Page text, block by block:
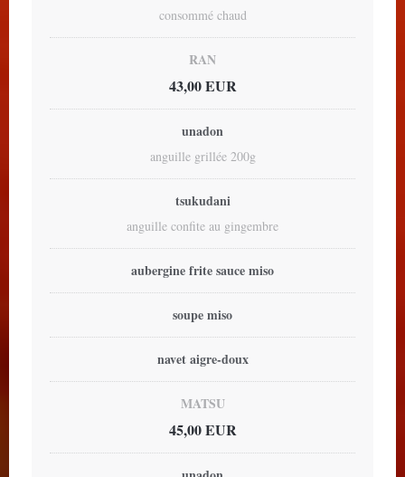
consommé chaud
RAN
43,00 EUR
unadon
anguille grillée 200g
tsukudani
anguille confite au gingembre
aubergine frite sauce miso
soupe miso
navet aigre-doux
MATSU
45,00 EUR